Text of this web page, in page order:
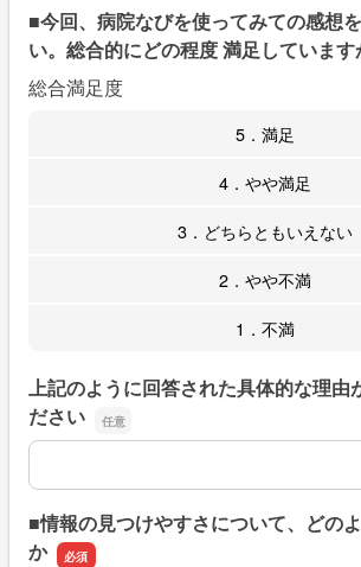
■今回、病院なびを使ってみての感想
い。総合的にどの程度 満足しています
総合満足度
5．満足
4．やや満足
3．どちらともいえない
2．やや不満
1．不満
上記のように回答された具体的な理由
ださい
上記のように回答された具体的な理由
■情報の見つけやすさについて、どの
か